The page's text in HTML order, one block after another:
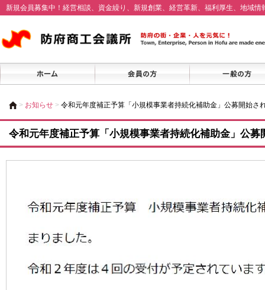
新規会員募集中！経営相談、資金繰り、新規創業、経営革新、福利厚生、地域
> お知らせ > 令和元年度補正予算「小規模事業者持続化補助金」公募開始さ
令和元年度補正予算「小規模事業者持続化補助金」公募